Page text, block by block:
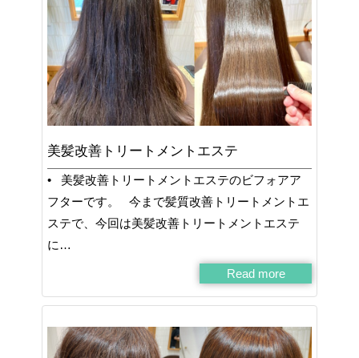
美髪改善トリートメントエステ
• 美髪改善トリートメントエステのビフォアア
フターです。 今まで髪質改善トリートメントエ
ステで、今回は美髪改善トリートメントエステ
に…
Read more